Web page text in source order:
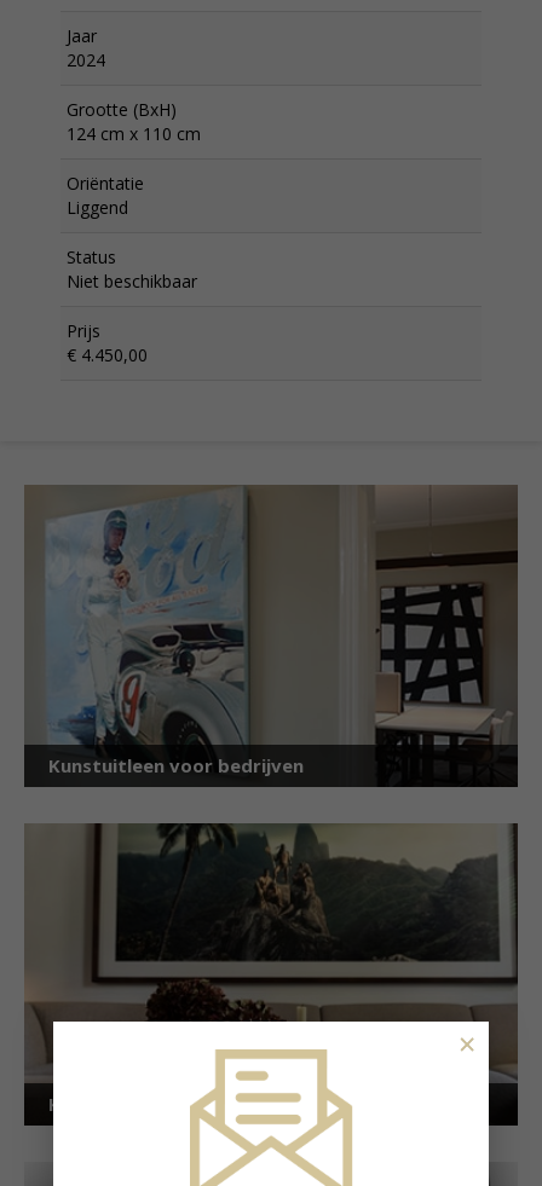
Jaar
2024
Grootte (BxH)
124 cm x 110 cm
Oriëntatie
Liggend
Status
Niet beschikbaar
Prijs
€ 4.450,00
Kunstuitleen voor bedrijven
Kunstuitleen voor particulieren
×